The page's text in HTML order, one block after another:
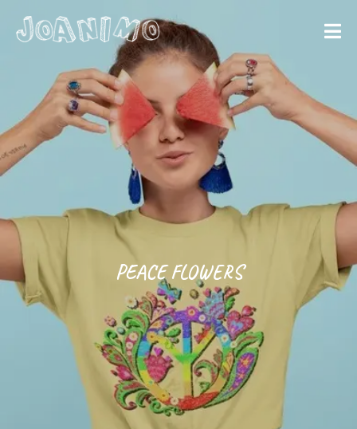
Let´s get
started
PEACE FLOWERS